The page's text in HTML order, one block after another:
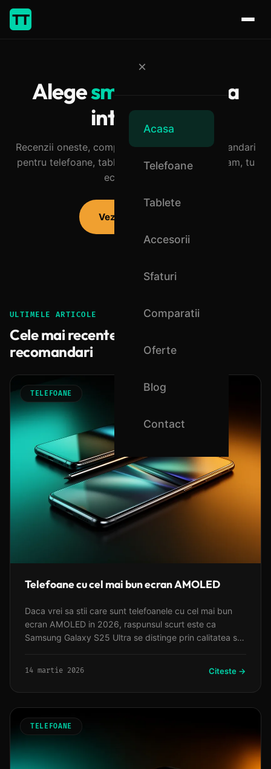
TT
×
Acasa
Telefoane
Tablete
Accesorii
Sfaturi
Comparatii
Oferte
Blog
Contact
Alegesmart
, cumpara
inteligent
Recenzii oneste, comparatii detaliate si recomandari
pentru telefoane, tablete si accesorii. Noi testam, tu
economisesti.
Vezi articolele
ULTIMELE ARTICOLE
Cele mai recente recenzii si
recomandari
TELEFOANE
Telefoane cu cel mai bun ecran AMOLED
Daca vrei sa stii care sunt telefoanele cu cel mai bun
ecran AMOLED in 2026, raspunsul scurt este ca
Samsung Galaxy S25 Ultra se distinge prin calitatea sa
Totusi, optiuni excelente se gasesc si la preturi mai
accesibile, precum Xiaomi 14 Pro sau Google Pixel 9
complet buzunarul.
14 martie 2026 Citeste →
TELEFOANE